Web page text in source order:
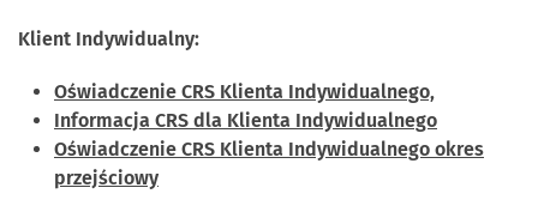
Klient Indywidualny:
Oświadczenie CRS Klienta Indywidualnego,
Informacja CRS dla Klienta Indywidualnego
Oświadczenie CRS Klienta Indywidualnego okres
przejściowy